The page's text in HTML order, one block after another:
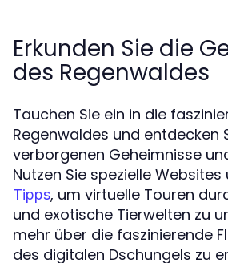
Erkunden Sie die
des Regenwaldes
Tauchen Sie ein in die
Regenwaldes und entdecken
verborgenen Geheimnisse
Nutzen Sie spezielle Websites
Tipps, um virtuelle Touren
und exotische Tierwelten zu
mehr über die faszinierende
des digitalen Dschungels zu